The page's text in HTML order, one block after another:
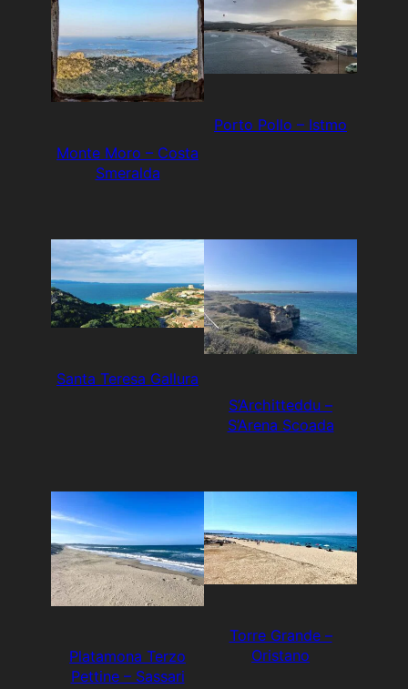
Monte Moro – Costa
Smeralda
Porto Pollo – Istmo
Santa Teresa Gallura
S’Architteddu –
S’Arena Scoada
Platamona Terzo
Pettine – Sassari
Torre Grande –
Oristano